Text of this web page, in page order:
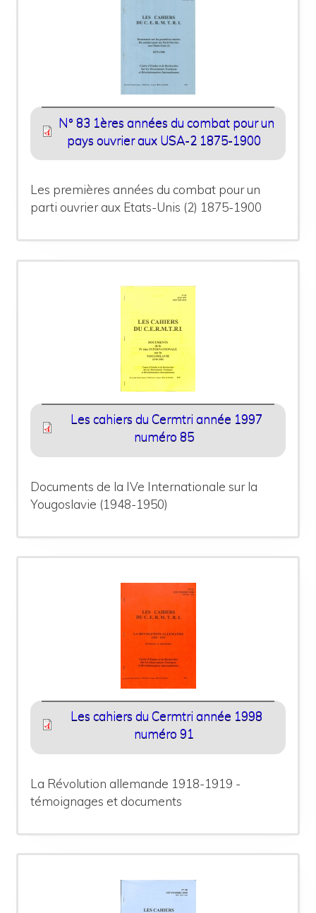
N° 83 1ères années du combat pour un
pays ouvrier aux USA-2 1875-1900
Les premières années du combat pour un
parti ouvrier aux Etats-Unis (2) 1875-1900
Les cahiers du Cermtri année 1997
numéro 85
Documents de la IVe Internationale sur la
Yougoslavie (1948-1950)
Les cahiers du Cermtri année 1998
numéro 91
La Révolution allemande 1918-1919 -
témoignages et documents